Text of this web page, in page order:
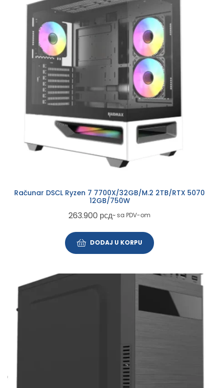
Računar DSCL Ryzen 7 7700X/32GB/M.2 2TB/RTX 5070
12GB/750W
263.900 рсд~ sa PDV-om
DODAJ U KORPU